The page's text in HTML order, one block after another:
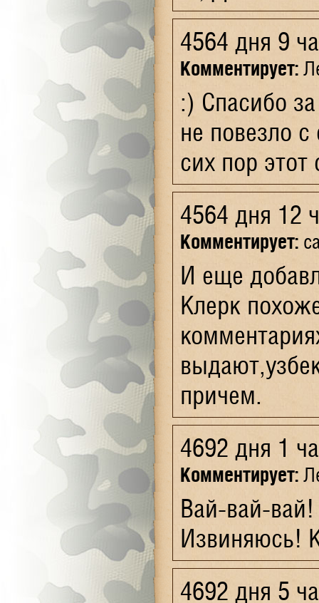
4564 дня 9
Комментирует:
:) Спасибо
не повезло
сих пор
4564 дня 12
Комментирует:
И еще
Клерк
причем.
4692 дня 1
Комментирует:
Вай-вай-
Извиняюсь!
4692 дня 5